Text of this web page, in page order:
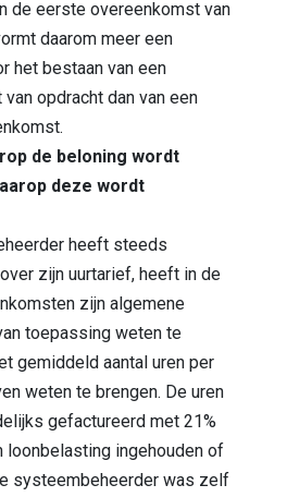
de eerste overeenkomst van
daarom meer een
het bestaan van een
opdracht dan van een
de beloning wordt
deze wordt
heeft steeds
zijn uurtarief, heeft in de
zijn algemene
toepassing weten te
gemiddeld aantal uren per
weten te brengen. De uren
gefactureerd met 21%
loonbelasting ingehouden of
systeembeheerder was zelf